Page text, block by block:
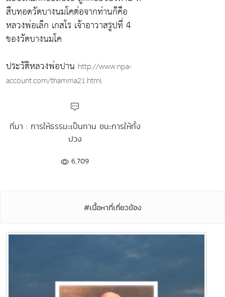
สืบทอดวัดบางนมโคต่อจากท่านก็คือ
หลวงพ่อเล็ก เกสโร เจ้าอาวาสรูปที่ 4
ของวัดบางนมโค
ประวัติหลวงพ่อปาน http://www.npa-
account.com/thamma21.html
ที่มา : การให้ธรรมะเป็นทาน ชนะการให้ทั้ง
ปวง
6,709
#เนื้อหาที่เกี่ยวข้อง